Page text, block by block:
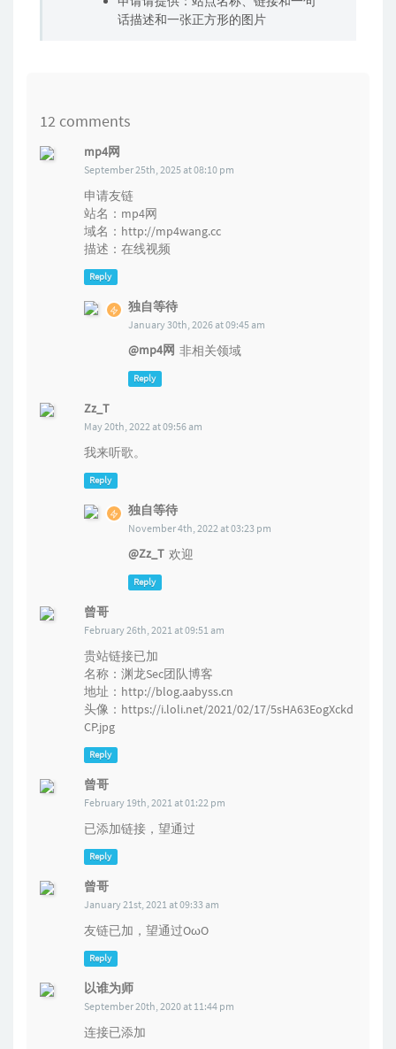
话描述和一张正方形的图片
12 comments
mp4网
September 25th, 2025 at 08:10 pm
申请友链
站名：mp4网
域名：http://mp4wang.cc
描述：在线视频
Reply
独自等待
January 30th, 2026 at 09:45 am
@mp4网 非相关领域
Reply
Zz_T
May 20th, 2022 at 09:56 am
我来听歌。
Reply
独自等待
November 4th, 2022 at 03:23 pm
@Zz_T 欢迎
Reply
曾哥
February 26th, 2021 at 09:51 am
贵站链接已加
名称：渊龙Sec团队博客
地址：http://blog.aabyss.cn
头像：https://i.loli.net/2021/02/17/5sHA63EogXckd
CP.jpg
Reply
曾哥
February 19th, 2021 at 01:22 pm
已添加链接，望通过
Reply
曾哥
January 21st, 2021 at 09:33 am
友链已加，望通过OωO
Reply
以谁为师
September 20th, 2020 at 11:44 pm
连接已添加